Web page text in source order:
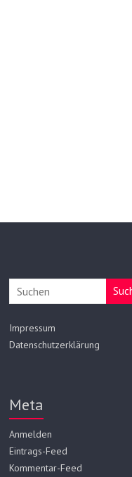
Impressum
Datenschutzerklärung
Meta
Anmelden
Eintrags-Feed
Kommentar-Feed